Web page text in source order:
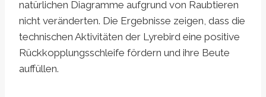
natürlichen Diagramme aufgrund von Raubtieren
nicht veränderten. Die Ergebnisse zeigen, dass die
technischen Aktivitäten der Lyrebird eine positive
Rückkopplungsschleife fördern und ihre Beute
auffüllen.